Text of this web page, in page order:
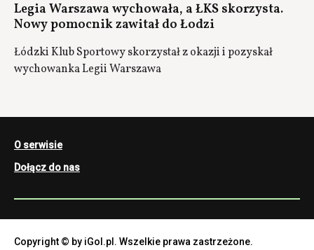
Legia Warszawa wychowała, a ŁKS skorzysta.
Nowy pomocnik zawitał do Łodzi
Łódzki Klub Sportowy skorzystał z okazji i pozyskał
wychowanka Legii Warszawa
O serwisie
Dołącz do nas
Copyright © by iGol.pl. Wszelkie prawa zastrzeżone.